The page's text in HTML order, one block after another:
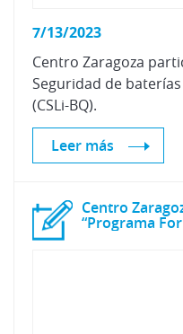
7/13/2023
Centro Zaragoza
Seguridad de
(CSLi-BQ).
Leer más
Centro